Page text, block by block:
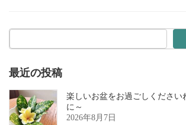
最近の投稿
楽しいお盆をお過ごしください
に～
2026年8月7日